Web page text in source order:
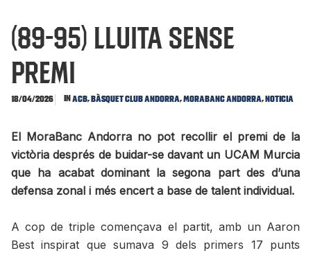
(89-95) Lluita sense
premi
18/04/2026 InACB,Bàsquet Club Andorra,MoraBanc Andorra,Noticia
El MoraBanc Andorra no pot recollir el premi de la
victòria després de buidar-se davant un UCAM Murcia
que ha acabat dominant la segona part des d’una
defensa zonal i més encert a base de talent individual.
A cop de triple començava el partit, amb un Aaron
Best inspirat que sumava 9 dels primers 17 punts